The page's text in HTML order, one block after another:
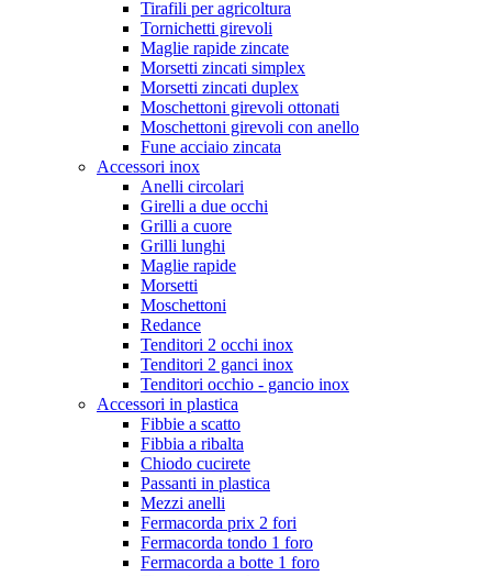
Tirafili per agricoltura
Tornichetti girevoli
Maglie rapide zincate
Morsetti zincati simplex
Morsetti zincati duplex
Moschettoni girevoli ottonati
Moschettoni girevoli con anello
Fune acciaio zincata
Accessori inox
Anelli circolari
Girelli a due occhi
Grilli a cuore
Grilli lunghi
Maglie rapide
Morsetti
Moschettoni
Redance
Tenditori 2 occhi inox
Tenditori 2 ganci inox
Tenditori occhio - gancio inox
Accessori in plastica
Fibbie a scatto
Fibbia a ribalta
Chiodo cucirete
Passanti in plastica
Mezzi anelli
Fermacorda prix 2 fori
Fermacorda tondo 1 foro
Fermacorda a botte 1 foro